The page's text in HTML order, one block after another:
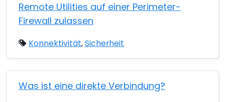
Remote Utilities auf einer Perimeter-
Firewall zulassen
Konnektivität,Sicherheit
Was ist eine direkte Verbindung?